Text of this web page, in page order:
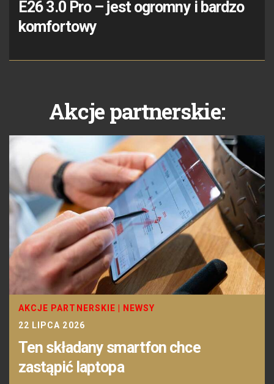
E26 3.0 Pro – jest ogromny i bardzo
komfortowy
Akcje partnerskie:
AKCJE PARTNERSKIE
NEWSY
22 LIPCA 2026
Ten składany smartfon chce
zastąpić laptopa